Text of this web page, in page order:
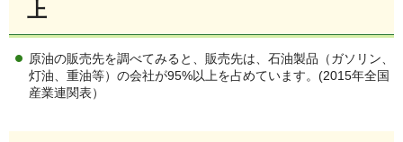
上
原油の販売先を調べてみると、販売先は、石油製品（ガソリン、
灯油、重油等）の会社が95%以上を占めています。(2015年全国
産業連関表）